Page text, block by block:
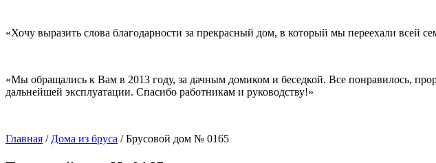
«Хочу выразить слова благодарности за прекрасный дом, в который мы переехали всей
«Мы обращались к Вам в 2013 году, за дачным домиком и беседкой. Все понравилось,
дальнейшей эксплуатации. Спасибо работникам и руководству!»
Главная / Дома из бруса /Брусовой дом № 0165